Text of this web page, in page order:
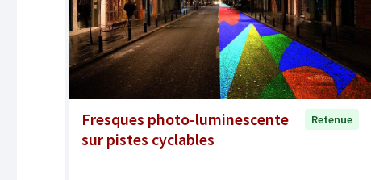
Fresques photo-luminescente
sur pistes cyclables
Retenue